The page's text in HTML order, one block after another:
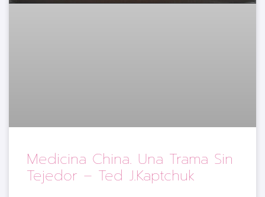
Medicina China. Una Trama Sin
Tejedor – Ted J.Kaptchuk